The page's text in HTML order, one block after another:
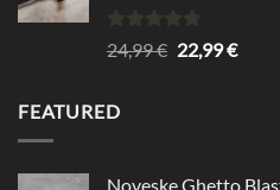
Rated4.67
out of 5
24,99€ Original
22,99€
FEATURED
Noveske Ghetto